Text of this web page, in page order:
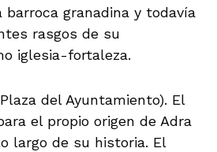
granadina y todavía
rasgos de su
iglesia-fortaleza.
del Ayuntamiento). El
el propio origen de Adra
largo de su historia. El